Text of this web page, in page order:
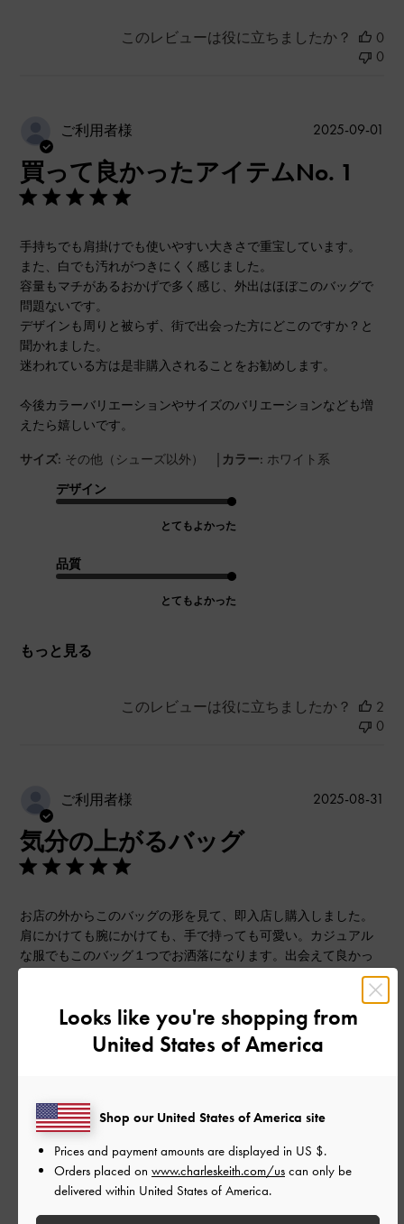
このレビューは役に立ちましたか？
0
0
ご利用者様
買って良かったアイテムNo. 1
手持ちでも肩掛けでも使いやすい大きさで重宝しています。
また、白でも汚れがつきにくく感じました。
容量もマチがあるおかげで多く感じ、外出はほぼこのバッグで
問題ないです。
デザインも周りと被らず、街で出会った方にどこのですか？と
聞かれました。
迷われている方は是非購入されることをお勧めします。
今後カラーバリエーションやサイズのバリエーションなども増
えたら嬉しいです。
サイズ: その他（シューズ以外） | カラー: ホワイト系
デザイン
とてもよかった
品質
とてもよかった
もっと見る
2025-09-01
このレビューは役に立ちましたか？
2
0
ご利用者様
気分の上がるバッグ
お店の外からこのバッグの形を見て、即入店し購入しました。
肩にかけても腕にかけても、手で持っても可愛い。カジュアル
な服でもこのバッグ１つでお洒落になります。出会えて良かっ
サイズ: その他（シューズ以外） カラー:
ベージュ系
デザイン
品質
とてもよかった
もっと見る
2025-08-31
Looks like you're shopping from
United States of America
Shop our United States of America site
Prices and payment amounts are displayed in US $.
Orders placed on www.charleskeith.com/us can only be
delivered within United States of America.